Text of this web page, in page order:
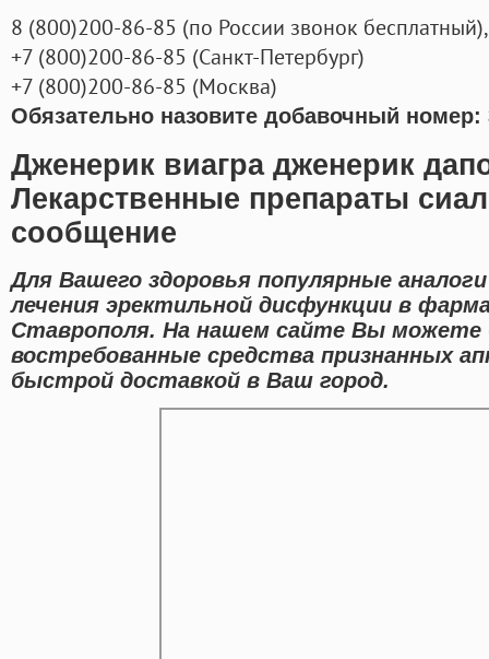
8 (800)200-86-85 (по России звонок бесплатный),
+7 (800)200-86-85 (Санкт-Петербург)
+7 (800)200-86-85 (Москва)
Обязательно назовите добавочный номер:
Дженерик виагра дженерик
Лекарственные препараты
сообщение
Для Вашего здоровья популярные
лечения эректильной дисфункции в
Ставрополя. На нашем сайте Вы можете
востребованные средства признанных
быстрой доставкой в Ваш город.